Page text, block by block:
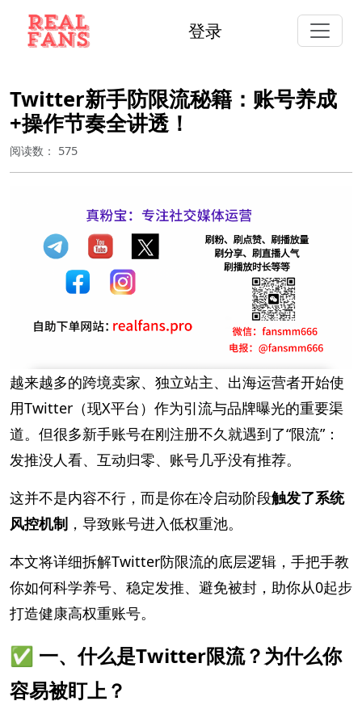
登录
Twitter新手防限流秘籍：账号养成
+操作节奏全讲透！
阅读数： 575
越来越多的跨境卖家、独立站主、出海运营者开始使
用Twitter（现X平台）作为引流与品牌曝光的重要渠
道。但很多新手账号在刚注册不久就遇到了“限流”：
发推没人看、互动归零、账号几乎没有推荐。
这并不是内容不行，而是你在冷启动阶段触发了系统
风控机制 ，导致账号进入低权重池。
本文将详细拆解Twitter防限流的底层逻辑，手把手教
你如何科学养号、稳定发推、避免被封，助你从0起步
打造健康高权重账号。
✅ 一、什么是Twitter限流？为什么你
容易被盯上？